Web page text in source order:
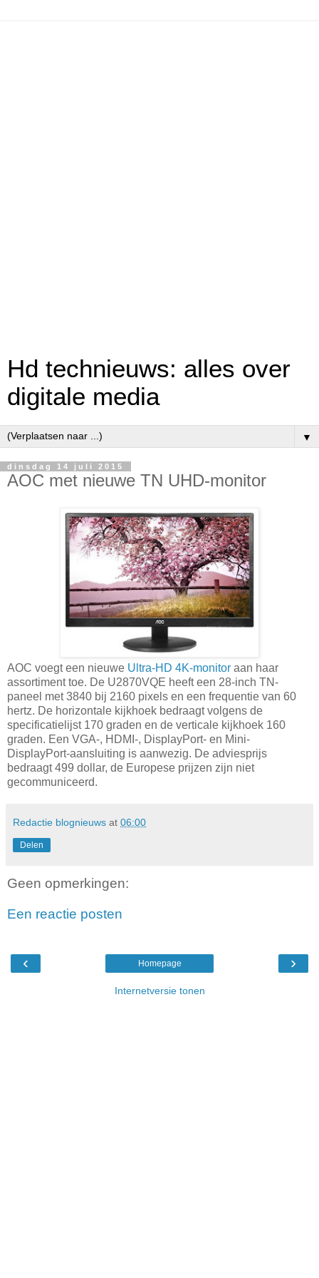
Hd technieuws: alles over
digitale media
▼
dinsdag 14 juli 2015
AOC met nieuwe TN UHD-monitor
AOC voegt een nieuwe Ultra-HD 4K-monitor aan haar
assortiment toe. De U2870VQE heeft een 28-inch TN-
paneel met 3840 bij 2160 pixels en een frequentie van 60
hertz. De horizontale kijkhoek bedraagt volgens de
specificatielijst 170 graden en de verticale kijkhoek 160
graden. Een VGA-, HDMI-, DisplayPort- en Mini-
DisplayPort-aansluiting is aanwezig. De adviesprijs
bedraagt 499 dollar, de Europese prijzen zijn niet
gecommuniceerd.
Redactie blognieuws at 06:00
Delen
Geen opmerkingen:
Een reactie posten
‹ ›
Homepage
Internetversie tonen